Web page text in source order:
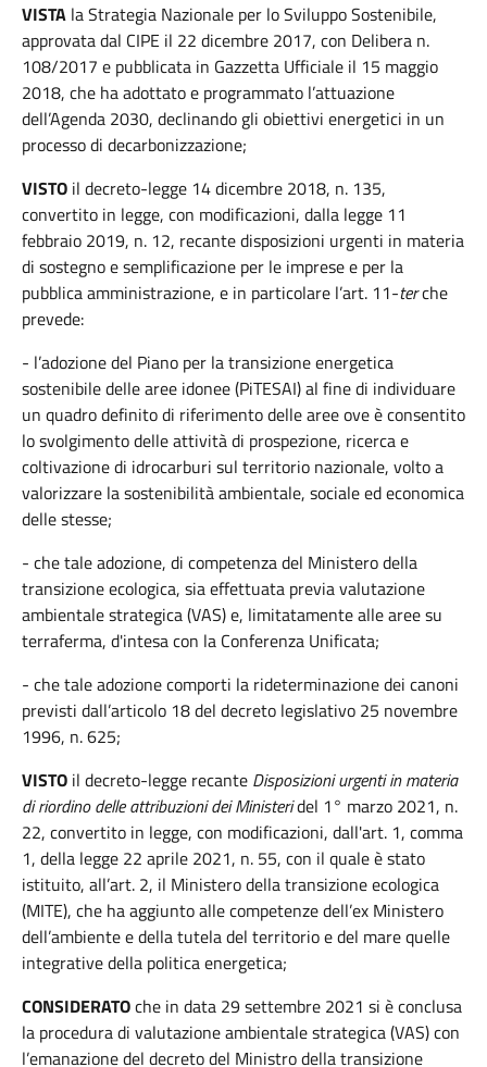
VISTA la Strategia Nazionale per lo Sviluppo Sostenibile,
approvata dal CIPE il 22 dicembre 2017, con Delibera n.
108/2017 e pubblicata in Gazzetta Ufficiale il 15 maggio
2018, che ha adottato e programmato l’attuazione
dell’Agenda 2030, declinando gli obiettivi energetici in un
processo di decarbonizzazione;
VISTO il decreto-legge 14 dicembre 2018, n. 135,
convertito in legge, con modificazioni, dalla legge 11
febbraio 2019, n. 12, recante disposizioni urgenti in materia
di sostegno e semplificazione per le imprese e per la
pubblica amministrazione, e in particolare l’art. 11-terche
prevede:
- l’adozione del Piano per la transizione energetica
sostenibile delle aree idonee (PiTESAI) al fine di individuare
un quadro definito di riferimento delle aree ove è consentito
lo svolgimento delle attività di prospezione, ricerca e
coltivazione di idrocarburi sul territorio nazionale, volto a
valorizzare la sostenibilità ambientale, sociale ed economica
delle stesse;
- che tale adozione, di competenza del Ministero della
transizione ecologica, sia effettuata previa valutazione
ambientale strategica (VAS) e, limitatamente alle aree su
terraferma, d'intesa con la Conferenza Unificata;
- che tale adozione comporti la rideterminazione dei canoni
previsti dall’articolo 18 del decreto legislativo 25 novembre
1996, n. 625;
VISTO il decreto-legge recante Disposizioni urgenti in materia
di riordino delle attribuzioni dei Ministeridel 1° marzo 2021, n.
22, convertito in legge, con modificazioni, dall'art. 1, comma
1, della legge 22 aprile 2021, n. 55, con il quale è stato
istituito, all’art. 2, il Ministero della transizione ecologica
(MITE), che ha aggiunto alle competenze dell’ex Ministero
dell’ambiente e della tutela del territorio e del mare quelle
integrative della politica energetica;
CONSIDERATOche in data 29 settembre 2021 si è conclusa
la procedura di valutazione ambientale strategica (VAS) con
l’emanazione del decreto del Ministro della transizione